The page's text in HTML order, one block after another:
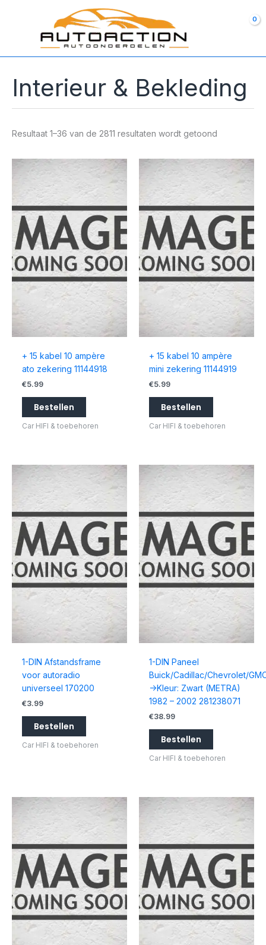
Interieur & Bekleding
Resultaat 1–36 van de 2811 resultaten wordt getoond
+ 15 kabel 10 ampère
ato zekering 11144918
€5.99
Bestellen
Car HIFI & toebehoren
+ 15 kabel 10 ampère
mini zekering 11144919
€5.99
Bestellen
Car HIFI & toebehoren
1-DIN Afstandsframe
voor autoradio
universeel 170200
€3.99
Bestellen
Car HIFI & toebehoren
1-DIN Paneel
Buick/Cadillac/Chevrolet/
->Kleur: Zwart (METRA)
1982 – 2002 281238071
€38.99
Bestellen
Car HIFI & toebehoren